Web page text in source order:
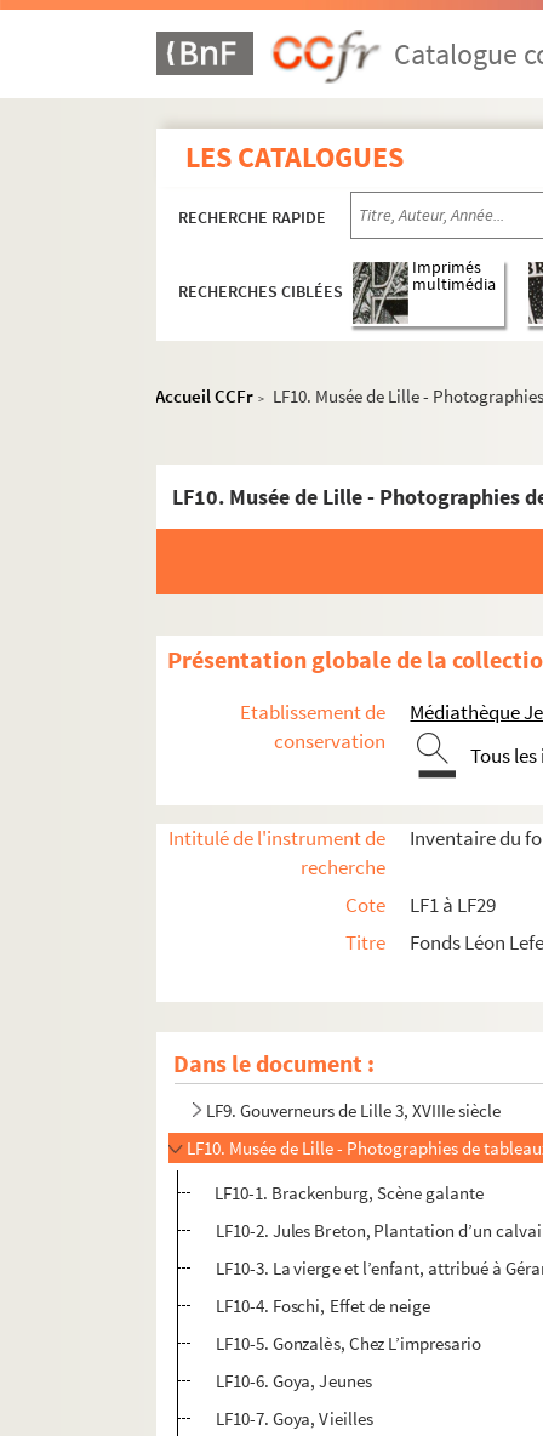
Catalogue
LES CATALOGUES
RECHERCHE RAPIDE
RECHERCHES CIBLÉES
Imprimés
multimédia
Accueil CCFr > LF10. Musée de Lille -
LF10. Musée de Lille - Photographies
Présentation globale de la
Etablissement de
conservation
Médiathèque
Tous
Intitulé de l'instrument de
recherche
Inventaire du
Cote
LF1 à LF29
Titre
Fonds Léon
Dans le document :
LF1. Histoire du Nord de Lille
LF6. Biographie lilloise
LF7. Gouverneurs de Lille 1, XIVe et XVe
LF8. Gouverneurs de Lille 2, XVIe et XVIIe
LF9. Gouverneurs de Lille 3, XVIIIe siècle
LF10. Musée de Lille - Photographies de
LF10-1. Brackenburg, Scène galante
LF10-2. Jules Breton, Plantation d’un
LF10-3. La vierge et l’enfant, attribué à
LF10-4. Foschi, Effet de neige
LF10-5. Gonzalès, Chez L’impresario
LF10-6. Goya, Jeunes
LF10-7. Goya, Vieilles